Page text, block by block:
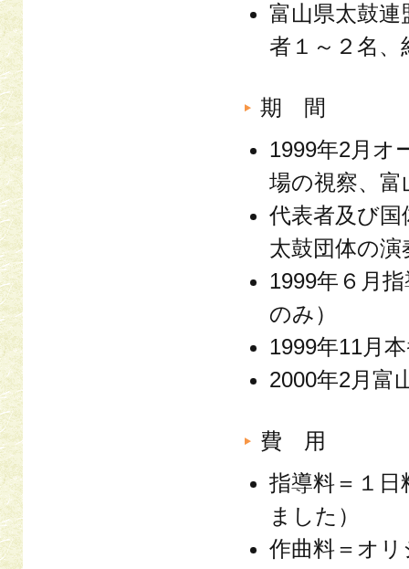
富山県太鼓連
者１～２名、
期 間
1999年2月オ
場の視察、富
代表者及び
太鼓団体の
1999年６月
のみ）
1999年11月
2000年2月富
費 用
指導料＝１日
ました）
作曲料＝オ